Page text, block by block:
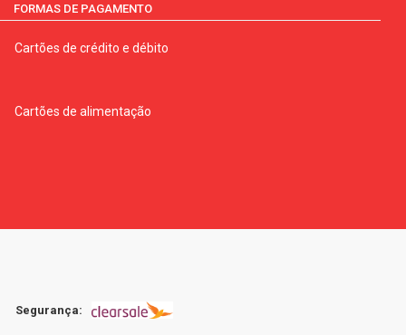
FORMAS DE PAGAMENTO
Cartões de crédito e débito
Cartões de alimentação
Segurança: